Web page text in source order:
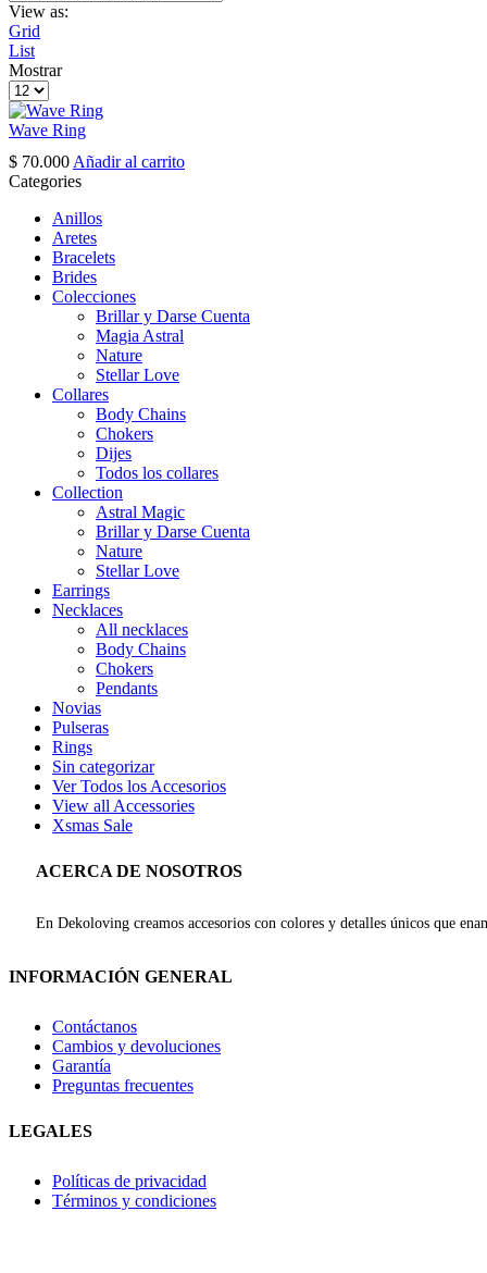
View as:
Grid
List
Mostrar
Products
per
page
Wave Ring
$ 70.000 Añadir al carrito
Categories
Anillos
Aretes
Bracelets
Brides
Colecciones
Brillar y Darse Cuenta
Magia Astral
Nature
Stellar Love
Collares
Body Chains
Chokers
Dijes
Todos los collares
Collection
Astral Magic
Brillar y Darse Cuenta
Nature
Stellar Love
Earrings
Necklaces
All necklaces
Body Chains
Chokers
Pendants
Novias
Pulseras
Rings
Sin categorizar
Ver Todos los Accesorios
View all Accessories
Xsmas Sale
ACERCA DE NOSOTROS
En Dekoloving creamos accesorios con colores y detalles únicos que
INFORMACIÓN GENERAL
Contáctanos
Cambios y devoluciones
Garantía
Preguntas frecuentes
LEGALES
Políticas de privacidad
Términos y condiciones